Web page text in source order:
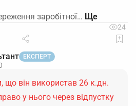
заробітної…
24
ЕКСПЕРТ
що він використав 26 к.дн.
у нього через відпустку